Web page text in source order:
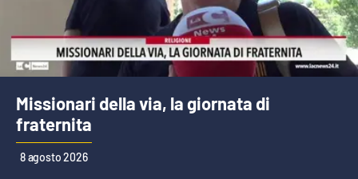
VIDEO
Ambiente
Cronaca
Cultura
Missionari della via, la giornata di
fraternita
8 agosto 2026